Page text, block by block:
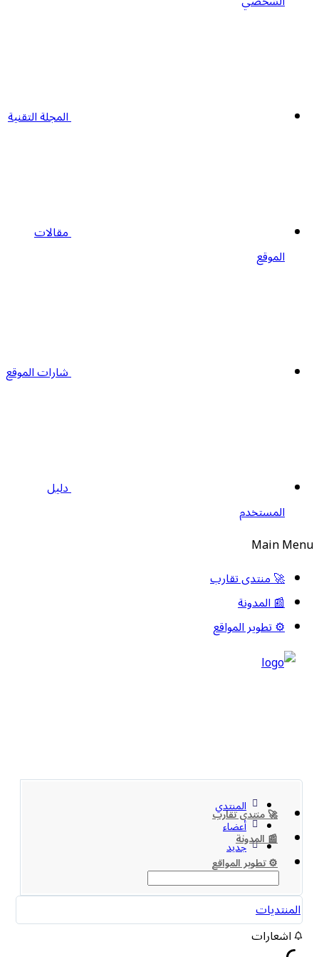
المجلة التقنية
مقالات
الموقع
شارات الموقع
دليل
المستخدم
Main Menu
🚀 منتدى تقارب
📰 المدونة
⚙️ تطوير المواقع
🚀 منتدى تقارب
📰 المدونة
⚙️ تطوير المواقع
المنتدي
أعضاء
جديد
المنتديات
اشعارات